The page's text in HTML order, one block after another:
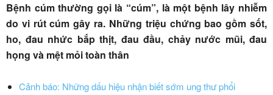
Bệnh cúm thường gọi là “cúm”, là một bệnh lây nhiễm
do vi rút cúm gây ra. Những triệu chứng bao gồm sốt,
ho, đau nhức bắp thịt, đau đầu, chảy nước mũi, đau
họng và mệt mỏi toàn thân
Cảnh báo: Những dấu hiệu nhận biết sớm ung thư phổi